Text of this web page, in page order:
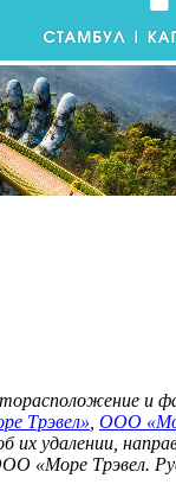
и
Трэвел» ООО
их удалении,
«Море Трэвел.